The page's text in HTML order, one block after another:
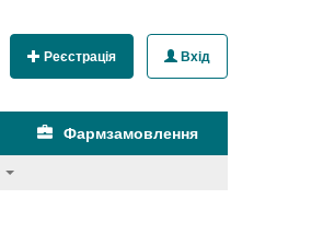
Реєстрація Вхід
Фармзамовлення